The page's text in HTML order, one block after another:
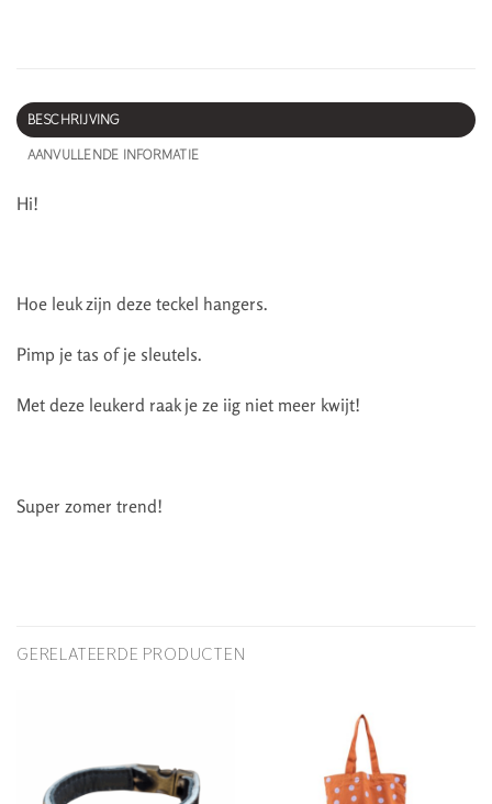
BESCHRIJVING
AANVULLENDE INFORMATIE
Hi!
Hoe leuk zijn deze teckel hangers.
Pimp je tas of je sleutels.
Met deze leukerd raak je ze iig niet meer kwijt!
Super zomer trend!
GERELATEERDE PRODUCTEN